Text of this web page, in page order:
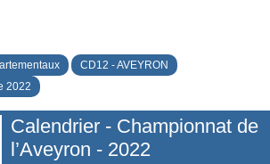
CD12 - AVEYRON
2022
Calendrier - Championnat de
l’Aveyron - 2022